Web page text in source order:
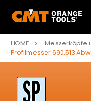
HOME
Messerköpfe
Profilmesser 690.513